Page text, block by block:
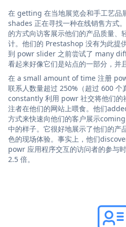
在 getting 在当地展览会和手工艺品
shades 正在寻找一种在线销售方式
的方式向访客展示他们的产品质量、
计。他们的 Prestashop 没有为此提
到 powr slider 之前尝试了 many
看起来好像它们是站点的一部分，并
在 a small amount of time 注册
联系人数量超过 250%（超过 600 个
constantly 利用 powr 社交将他们的
注者在他们的网站上喂食。他们
方式来快速向他们的客户展示
中的样子。它很好地展示了他们的产
色的现场体验。事实上，他们
powr 应用程序交互的访问者的参与
2.5 倍。